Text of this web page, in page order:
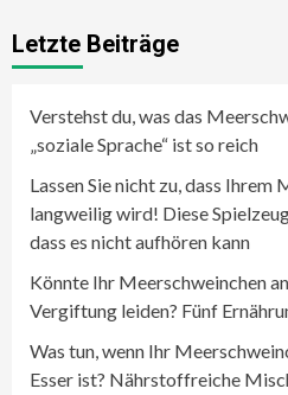
Letzte Beiträge
Verstehst du, was das
„soziale Sprache“ ist so reich
Lassen Sie nicht zu, dass Ihrem
langweilig wird! Diese
dass es nicht aufhören kann
Könnte Ihr Meerschweinchen
Vergiftung leiden? Fünf
Was tun, wenn Ihr
Esser ist? Nährstoffreiche